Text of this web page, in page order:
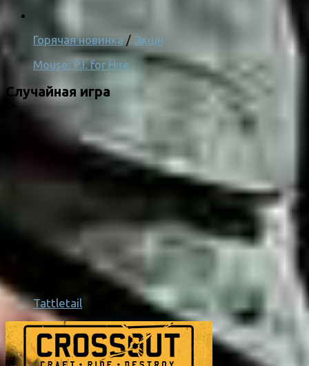
Горячая новинка / Экшн
Mouse: P.I. for Hire
Случайная игра
Tattletail